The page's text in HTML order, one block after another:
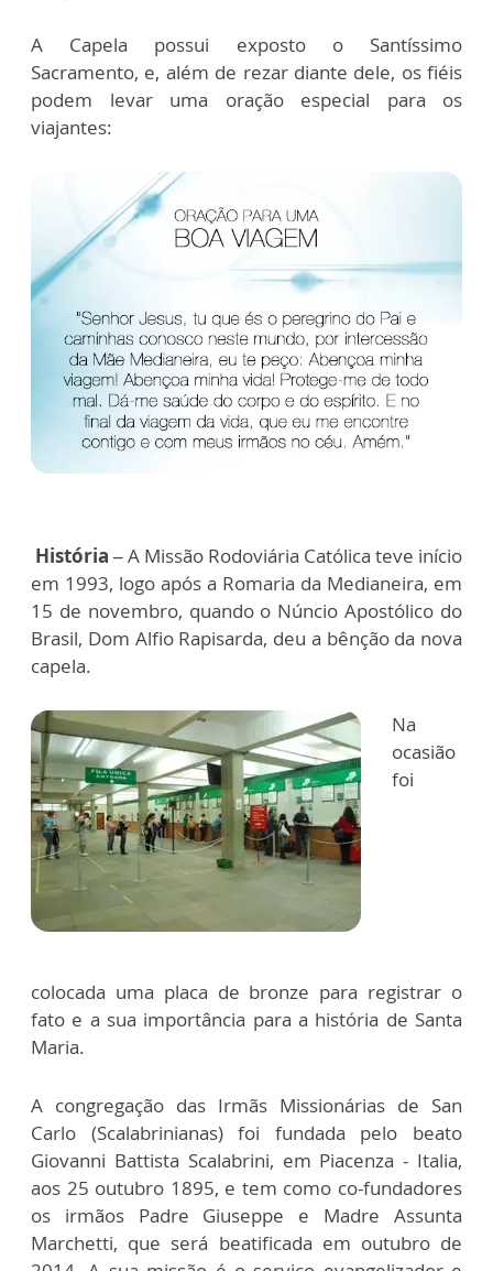
A Capela possui exposto o Santíssimo
Sacramento, e, além de rezar diante dele, os fiéis
podem levar uma oração especial para os
viajantes:
História –A Missão Rodoviária Católica teve início
em 1993, logo após a Romaria da Medianeira, em
15 de novembro, quando o Núncio Apostólico do
Brasil, Dom Alfio Rapisarda, deu a bênção da nova
capela.
Na
ocasião
foi
colocada uma placa de bronze para registrar o
fato e a sua importância para a história de Santa
Maria.
A congregação das Irmãs Missionárias de San
Carlo (Scalabrinianas) foi fundada pelo beato
Giovanni Battista Scalabrini, em Piacenza - Italia,
aos 25 outubro 1895, e tem como co-fundadores
os irmãos Padre Giuseppe e Madre Assunta
Marchetti, que será beatificada em outubro de